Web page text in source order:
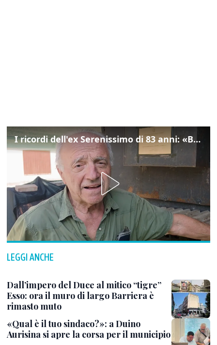
I ricordi dell'ex Serenissimo di 83 anni: «Bossi geloso di noi, in carcere mi cantavano l’inno di San Marco»
LEGGI ANCHE
Dall’impero del Duce al mitico “tigre”
Esso: ora il muro di largo Barriera è
rimasto muto
«Qual è il tuo sindaco?»: a Duino
Aurisina si apre la corsa per il municipio